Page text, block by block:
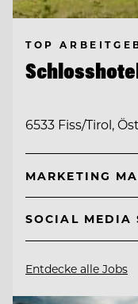
TOP
6533 Fiss/Tirol,
MARKETING
SOCIAL MEDIA
Entdecke alle Jobs